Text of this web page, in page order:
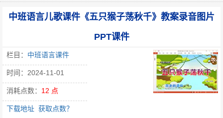
中班语言儿歌课件《五只猴子荡秋千》教案录音图片
PPT课件
栏目： 中班语言课件
时间：2024-11-01
消耗点数： 12 点
下载地址 获取点数？